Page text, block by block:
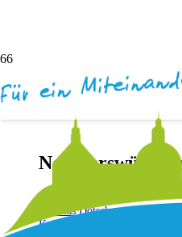
vor 4 Jahren
Andreas Dötsch
Keine Kommentare